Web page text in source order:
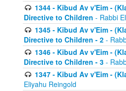
1344 - Kibud Av v'Eim -
Directive to Children - Rabbi
1345 - Kibud Av v'Eim -
Directive to Children - 2 -
1346 - Kibud Av v'Eim -
Directive to Children - 3 -
1347 - Kibud Av v'Eim -
Eliyahu Reingold